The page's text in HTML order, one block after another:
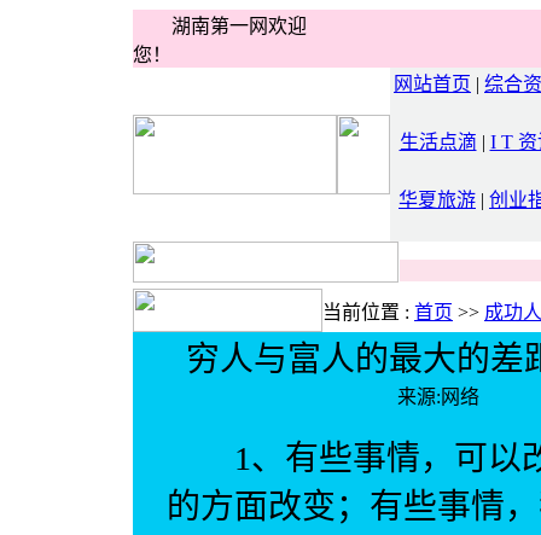
湖南第一网欢迎
您！
网站首页 | 综合
生活点滴 | I T 资
华夏旅游 | 创业
当前位置 : 首页 >> 成功
穷人与富人的最大的差
来源:网
1、有些事情，可以
的方面改变；有些事情